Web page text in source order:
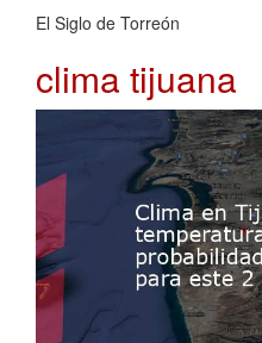
El Siglo de Torreón
clima tijuana